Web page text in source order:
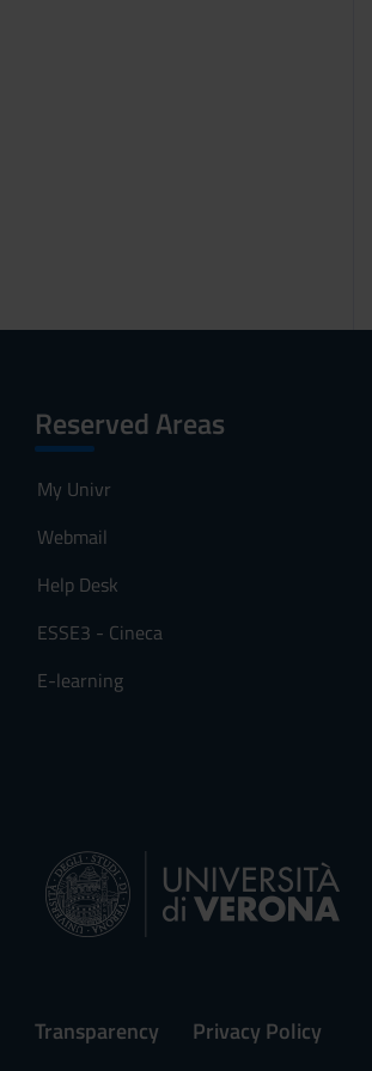
Reserved Areas
My Univr
Webmail
Help Desk
ESSE3 - Cineca
E-learning
Transparency Privacy Policy